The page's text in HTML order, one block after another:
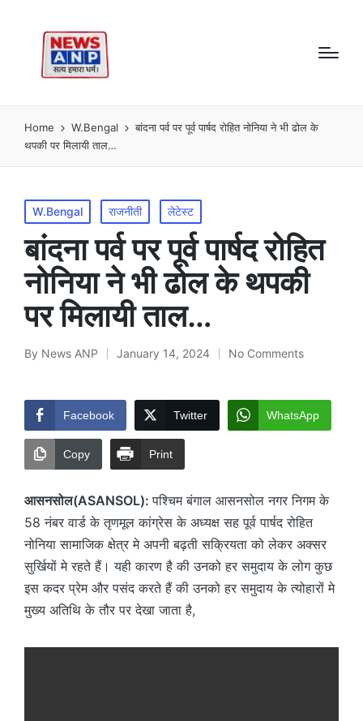
Home W.Bengal
बांदना पर्व पर पूर्व पार्षद रोहित नोनिया ने भी ढोल के
थपकी पर मिलायी ताल…
Posted
in
W.Bengal राजनीती लेटेस्ट
बांदना पर्व पर पूर्व पार्षद रोहित
नोनिया ने भी ढोल के थपकी
पर मिलायी ताल…
Posted
By News ANP January 14, 2024 No Comments
Facebook Twitter WhatsApp
Copy Print
आसनसोल(ASANSOL):पश्चिम बंगाल आसनसोल नगर निगम के
58 नंबर वार्ड के तृणमूल कांग्रेस के अध्यक्ष सह पूर्व पार्षद रोहित
नोनिया सामाजिक क्षेत्र मे अपनी बढ़ती सक्रियता को लेकर अक्सर
सुर्खियों मे रहते हैं। यही कारण है की उनको हर समुदाय के लोग कुछ
इस कदर प्रेम और पसंद करते हैं की उनको हर समुदाय के त्योहारों मे
मुख्य अतिथि के तौर पर देखा जाता है,